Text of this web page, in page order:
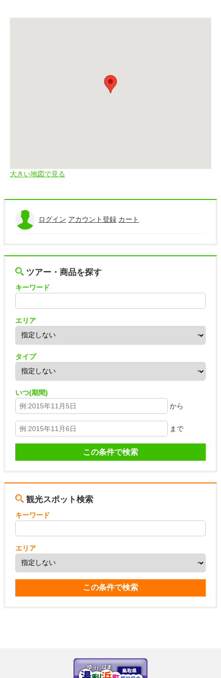
大きい地図で見る
ログイン アカウント登録 カート
ツアー・商品を探す
キーワード
エリア
タイプ
いつ(期間)
から
まで
観光スポット検索
キーワード
エリア